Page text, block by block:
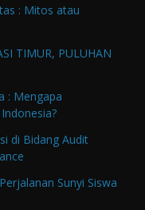
: Mitos atau
TIMUR, PULUHAN
: Mengapa
di Bidang Audit
Sunyi Siswa